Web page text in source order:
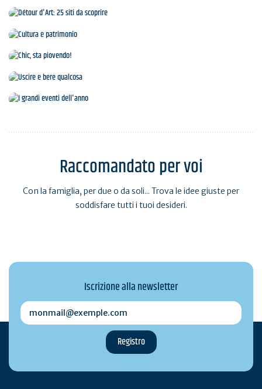
Visite alla natura
Détour d'Art: 25 siti da scoprire
Uscire e bere qualcosa
Raccomandato per voi
Con la famiglia, per due o da soli... Trova le idee giuste per
soddisfare tutti i tuoi desideri.
Iscrizione alla newsletter
monmail@exemple.com